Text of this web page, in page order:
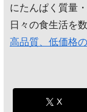
にたんぱく質量
日々の食生活を
高品質、低価格
X